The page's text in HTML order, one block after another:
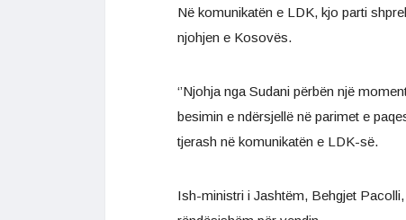
Në komunikatën e LDK, kjo parti
njohjen e Kosovës.
‘’Njohja nga Sudani përbën një
besimin e ndërsjellë në parimet e
tjerash në komunikatën e LDK-së.
Ish-ministri i Jashtëm, Behgjet